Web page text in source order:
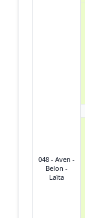
048 - Aven -
Belon -
Laïta